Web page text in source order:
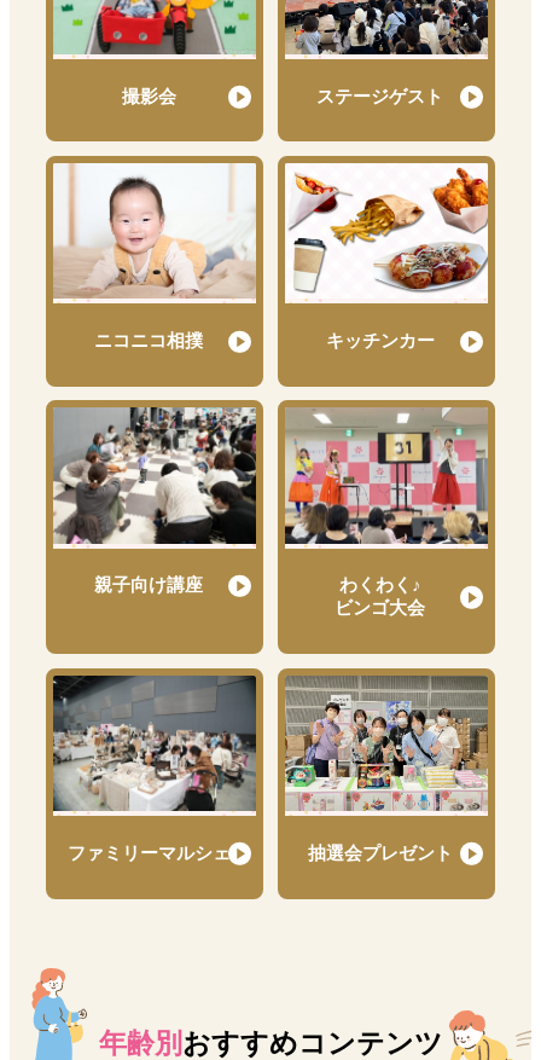
撮影会 ステージゲスト
ニコニコ相撲 キッチンカー
親子向け講座
わくわく♪
ビンゴ大会
ファミリーマルシェ 抽選会プレゼント
年齢別 おすすめコンテンツ